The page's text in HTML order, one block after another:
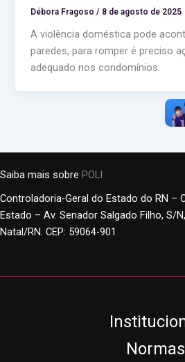
Débora Fragoso/ 8 de agosto de 2025
A violência doméstica pode
paredes, para romper é preciso
adequado nos condomínios.
Saiba mais sobre POLI
Controladoria-Geral do Estado do RN –
Estado – Av. Senador Salgado Filho, S/
Natal/RN. CEP: 59064-901
Normas